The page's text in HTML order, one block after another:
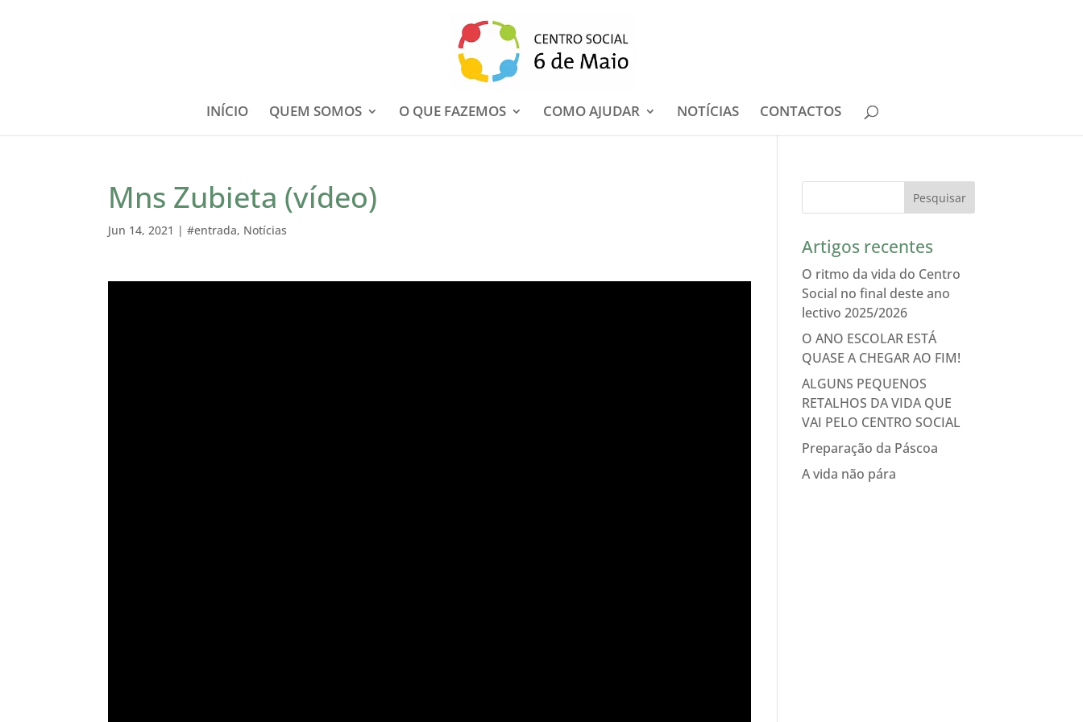
INÍCIO QUEM SOMOS O QUE FAZEMOS COMO AJUDAR NOTÍCIAS CONTACTOS
Mns Zubieta (vídeo)
Jun 14, 2021 |#entrada, Notícias
Artigos recentes
O ritmo da vida do Centro
Social no final deste ano
lectivo 2025/2026
O ANO ESCOLAR ESTÁ
QUASE A CHEGAR AO FIM!
ALGUNS PEQUENOS
RETALHOS DA VIDA QUE
VAI PELO CENTRO SOCIAL
Preparação da Páscoa
A vida não pára